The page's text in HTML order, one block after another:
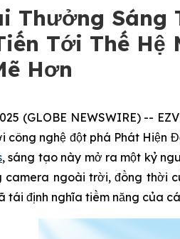
Thưởng Sáng
Tới Thế
Hơn
(GLOBE NEWSWIRE) --
công nghệ đột phá Phát
, sáng tạo này mở ra một kỷ
ngoài trời, đồng thời
tái định nghĩa tiềm năng của